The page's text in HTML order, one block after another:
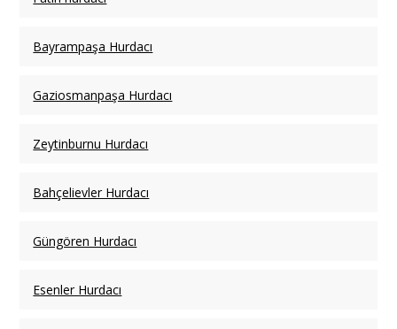
Bayrampaşa Hurdacı
Gaziosmanpaşa Hurdacı
Zeytinburnu Hurdacı
Bahçelievler Hurdacı
Güngören Hurdacı
Esenler Hurdacı